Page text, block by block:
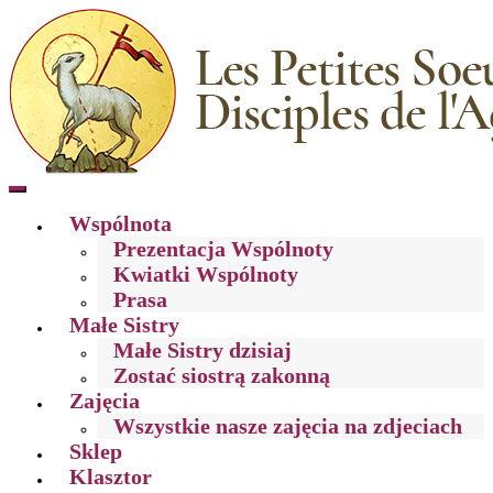
Toggle
mobileWspólnota
Prezentacja Wspólnoty
Kwiatki Wspólnoty
Prasa
Małe Sistry
Małe Sistry dzisiaj
Zostać siostrą zakonną
Zajęcia
Wszystkie nasze zajęcia na zdjeciach
Sklep
Klasztor